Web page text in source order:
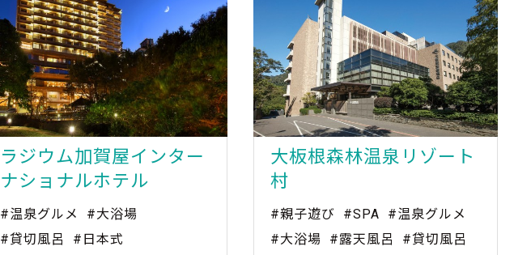
ラジウム加賀屋インター
ナショナルホテル
#温泉グルメ
#大浴場
#貸切風呂
#日本式
大板根森林温泉リゾート
村
#親子遊び #SPA
#温泉グルメ
#大浴場
#露天風呂
#貸切風呂